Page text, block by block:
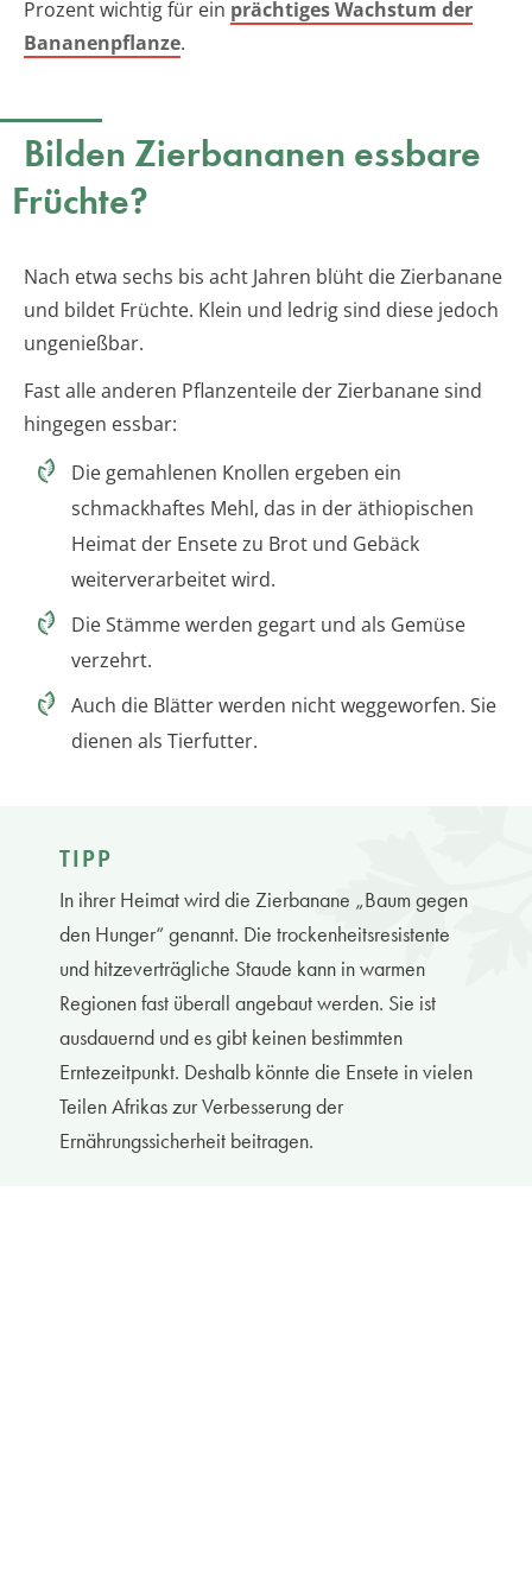
Prozent wichtig für ein prächtiges Wachstum der
Bananenpflanze.
Bilden Zierbananen essbare
Früchte?
Nach etwa sechs bis acht Jahren blüht die Zierbanane
und bildet Früchte. Klein und ledrig sind diese jedoch
ungenießbar.
Fast alle anderen Pflanzenteile der Zierbanane sind
hingegen essbar:
Die gemahlenen Knollen ergeben ein
schmackhaftes Mehl, das in der äthiopischen
Heimat der Ensete zu Brot und Gebäck
weiterverarbeitet wird.
Die Stämme werden gegart und als Gemüse
verzehrt.
Auch die Blätter werden nicht weggeworfen. Sie
dienen als Tierfutter.
TIPP
In ihrer Heimat wird die Zierbanane „Baum gegen
den Hunger“ genannt. Die trockenheitsresistente
und hitzeverträgliche Staude kann in warmen
Regionen fast überall angebaut werden. Sie ist
ausdauernd und es gibt keinen bestimmten
Erntezeitpunkt. Deshalb könnte die Ensete in vielen
Teilen Afrikas zur Verbesserung der
Ernährungssicherheit beitragen.